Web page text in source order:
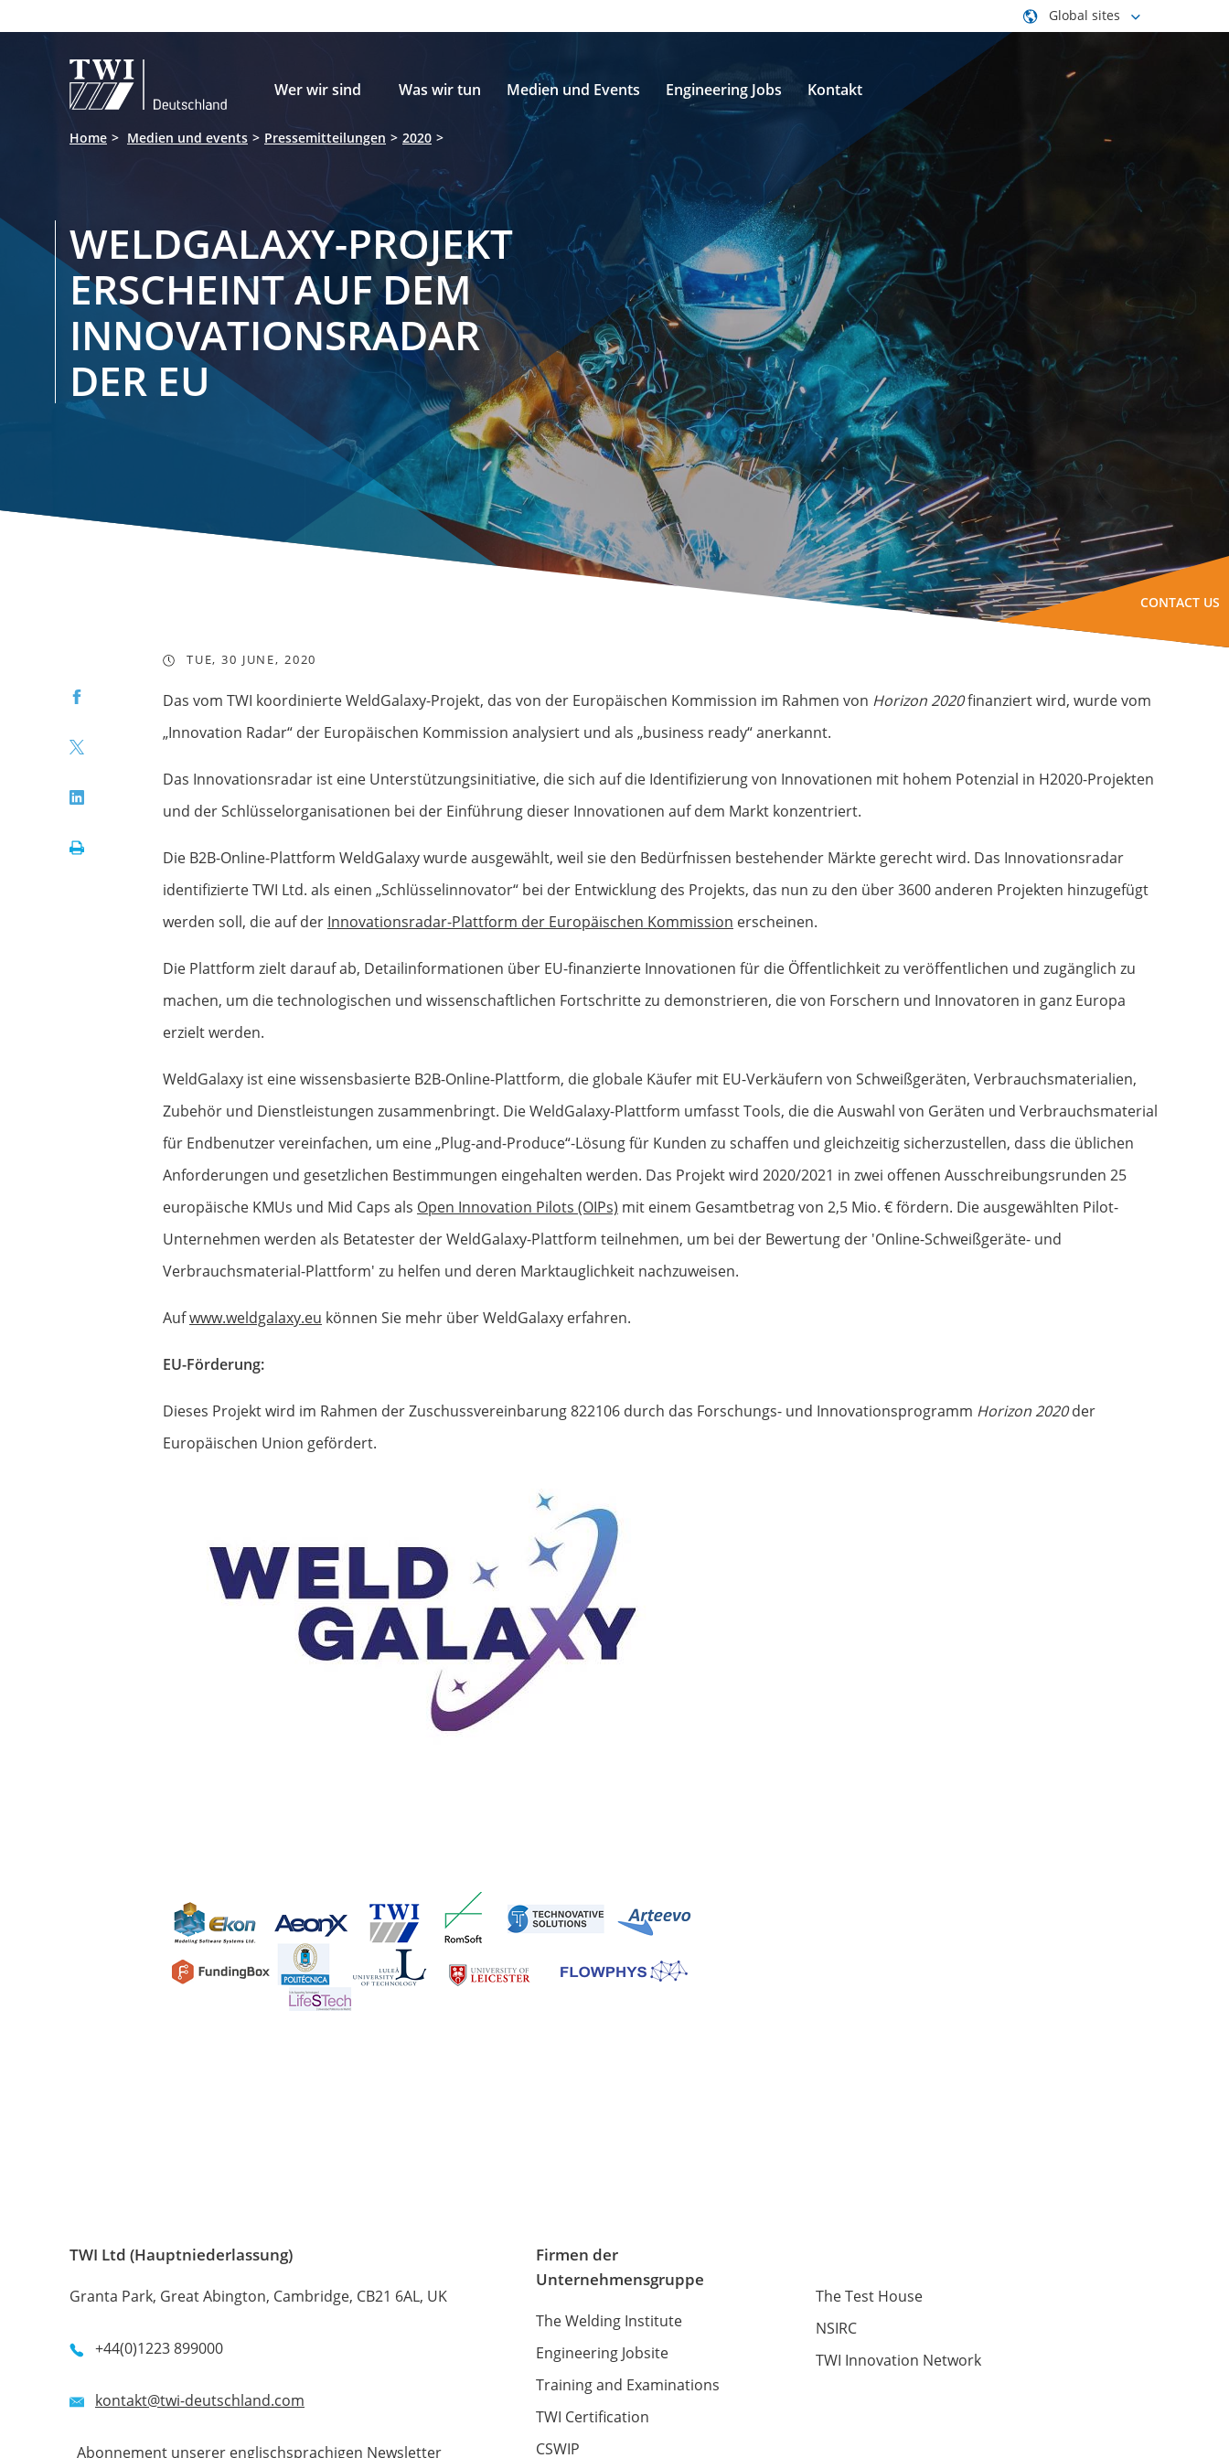
 Global sites
Wer wir sind Was wir tun Medien und Events Engineering Jobs Kontakt
Home Medien und events Pressemitteilungen 2020
WELDGALAXY-PROJEKT
ERSCHEINT AUF DEM
INNOVATIONSRADAR
DER EU
CONTACT US
Facebook
Twitter
LinkedIn
Print
TUE, 30 JUNE, 2020
Das vom TWI koordinierte WeldGalaxy-Projekt, das von der Europäischen Kommission im Rahmen von Horizon 2020finanziert wird, wurde vom
„Innovation Radar“ der Europäischen Kommission analysiert und als „business ready“ anerkannt.
Das Innovationsradar ist eine Unterstützungsinitiative, die sich auf die Identifizierung von Innovationen mit hohem Potenzial in H2020-Projekten
und der Schlüsselorganisationen bei der Einführung dieser Innovationen auf dem Markt konzentriert.
Die B2B-Online-Plattform WeldGalaxy wurde ausgewählt, weil sie den Bedürfnissen bestehender Märkte gerecht wird. Das Innovationsradar
identifizierte TWI Ltd. als einen „Schlüsselinnovator“ bei der Entwicklung des Projekts, das nun zu den über 3600 anderen Projekten hinzugefügt
werden soll, die auf der Innovationsradar-Plattform der Europäischen Kommission erscheinen.
Die Plattform zielt darauf ab, Detailinformationen über EU-finanzierte Innovationen für die Öffentlichkeit zu veröffentlichen und zugänglich zu
machen, um die technologischen und wissenschaftlichen Fortschritte zu demonstrieren, die von Forschern und Innovatoren in ganz Europa
erzielt werden.
WeldGalaxy ist eine wissensbasierte B2B-Online-Plattform, die globale Käufer mit EU-Verkäufern von Schweißgeräten, Verbrauchsmaterialien,
Zubehör und Dienstleistungen zusammenbringt. Die WeldGalaxy-Plattform umfasst Tools, die die Auswahl von Geräten und Verbrauchsmaterial
für Endbenutzer vereinfachen, um eine „Plug-and-Produce“-Lösung für Kunden zu schaffen und gleichzeitig sicherzustellen, dass die üblichen
Anforderungen und gesetzlichen Bestimmungen eingehalten werden. Das Projekt wird 2020/2021 in zwei offenen Ausschreibungsrunden 25
europäische KMUs und Mid Caps als Open Innovation Pilots (OIPs) mit einem Gesamtbetrag von 2,5 Mio. € fördern. Die ausgewählten Pilot-
Unternehmen werden als Betatester der WeldGalaxy-Plattform teilnehmen, um bei der Bewertung der 'Online-Schweißgeräte- und
Verbrauchsmaterial-Plattform' zu helfen und deren Marktauglichkeit nachzuweisen.
Aufwww.weldgalaxy.eu können Sie mehr über WeldGalaxy erfahren.
EU-Förderung:
Dieses Projekt wird im Rahmen der Zuschussvereinbarung 822106 durch das Forschungs- und Innovationsprogramm Horizon 2020der
Europäischen Union gefördert.
TWI Ltd (Hauptniederlassung)
Granta Park, Great Abington, Cambridge, CB21 6AL, UK
+44(0)1223 899000
kontakt@twi-deutschland.com
Abonnement unserer englischsprachigen Newsletter
Firmen der
Unternehmensgruppe
The Welding Institute
Engineering Jobsite
Training and Examinations
TWI Certification
CSWIP
The Test House
NSIRC
TWI Innovation Network